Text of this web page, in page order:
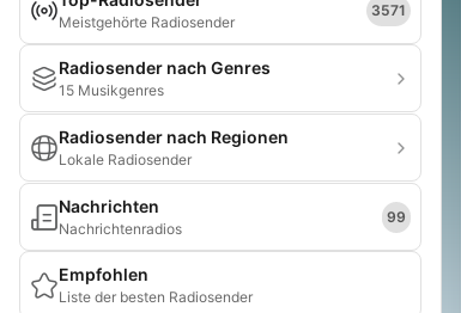
Meistgehörte Radiosender
3571
Radiosender nach Genres
15 Musikgenres
Radiosender nach Regionen
Lokale Radiosender
Nachrichten
Nachrichtenradios
99
Empfohlen
Liste der besten Radiosender